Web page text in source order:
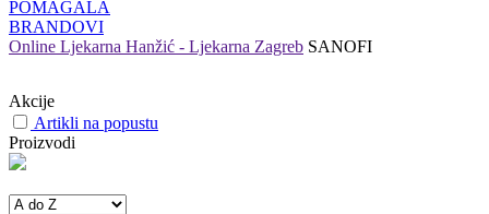
POMAGALA
BRANDOVI
Online Ljekarna Hanžić - Ljekarna Zagreb SANOFI
Akcije
Artikli na popustu
Proizvodi